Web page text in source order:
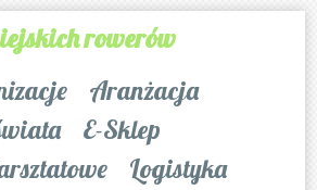
rowerów
Aranżacja
E-Sklep
Logistyka